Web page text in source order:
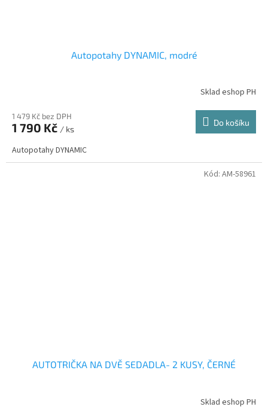
Autopotahy DYNAMIC, modré
Sklad eshop PH
1 479 Kč bez DPH
1 790 Kč / ks
Do košíku
Autopotahy DYNAMIC
AUTOTRIČKA NA DVĚ SEDADLA- 2 KUSY, ČERNÉ
Sklad eshop PH
Kód: AM-58961